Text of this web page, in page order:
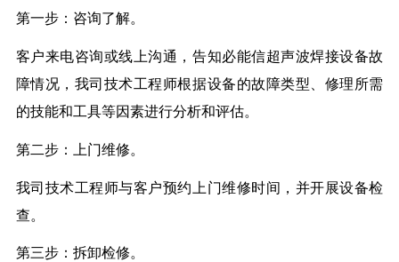
第一步：咨询了解。
客户来电咨询或线上沟通，告知必能信超声波焊接设备故
障情况，我司技术工程师根据设备的故障类型、修理所需
的技能和工具等因素进行分析和评估。
第二步：上门维修。
我司技术工程师与客户预约上门维修时间，并开展设备检
查。
第三步：拆卸检修。